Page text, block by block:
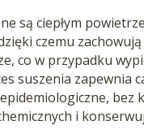
są ciepłym
czemu
co w przypadku
suszenia zapewnia
bez
i